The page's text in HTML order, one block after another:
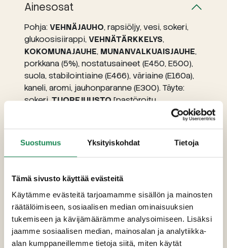
Suostumus Yksityiskohdat Tietoja
Tämä sivusto käyttää evästeitä
Käytämme evästeitä tarjoamamme sisällön ja mainosten
räätälöimiseen, sosiaalisen median ominaisuuksien
tukemiseen ja kävijämäärämme analysoimiseen. Lisäksi
jaamme sosiaalisen median, mainosalan ja analytiikka-
alan kumppaneillemme tietoja siitä, miten käytät
Ainesosat
Pohja:VEHNÄJAUHO, rapsiöljy, vesi, sokeri,
glukoosisiirappi,VEHNÄTÄRKKELYS,
KOKOMUNAJAUHE, MUNANVALKUAISJAUHE,
porkkana (5%), nostatusaineet (E450, E500),
suola, stabilointiaine (E466), väriaine (E160a),
kaneli, aromi, jauhonparanne (E300). Täyte:
sokeri,TUOREJUUSTO[pastöroitu
, suola, laktaasientsyymi,
sitruunamehu, suola, aromi, väri (E160a).
Pakkauskoot
Erikoisruokavaliot
Ravintosisältö
Lisätiedot